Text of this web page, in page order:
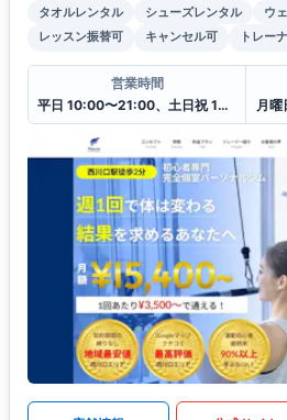
タオルレンタル シューズレンタル
ウ
レッスン振替可
キャンセル可 トレー
営業時間
平日 10:00〜21:00、土日祝 10:00〜20:00
月